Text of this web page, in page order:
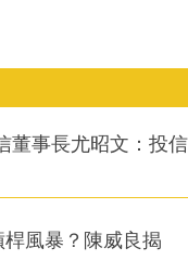
董事長尤昭文：投信
風暴？陳威良揭